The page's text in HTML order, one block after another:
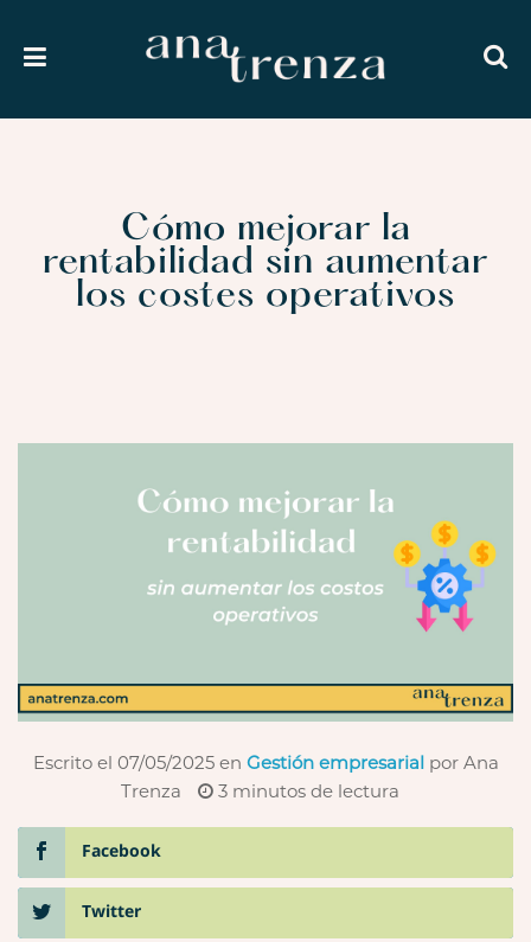
Cómo mejorar la
rentabilidad sin aumentar
los costes operativos
Escrito el 07/05/2025en Gestión empresarial por Ana
Trenza
3minutos de lectura
Facebook
Twitter